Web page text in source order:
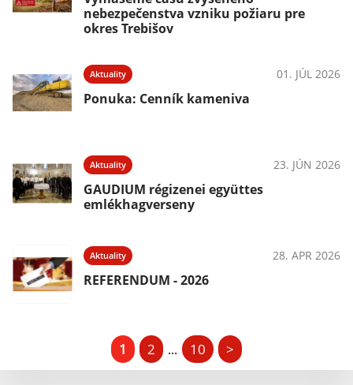
nebezpečenstva vzniku požiaru pre
okres Trebišov
Aktuality 01. JÚL 2026
Ponuka: Cenník kameniva
Aktuality 23. JÚN 2026
GAUDIUM régizenei együttes
emlékhagverseny
Aktuality 28. APR 2026
REFERENDUM - 2026
1 2 ... 10 >